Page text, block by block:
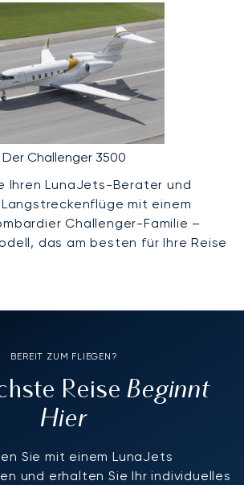
Der Challenger 3500
Ihren LunaJets-Berater und
mit einem
Challenger-Familie –
das am besten für Ihre Reise
BEREIT ZUM FLIEGEN?
ReiseBeginnt
Hier
Sie mit einem LunaJets
und erhalten Sie Ihr individuelles